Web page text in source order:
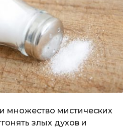
множество мистических
злых духов и